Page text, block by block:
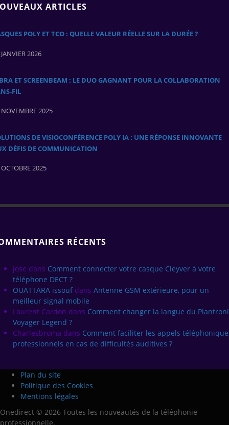
ARTICLES
POLY ET TCO : QUELLE VALEUR RÉELLE SUR LA DURÉE ?
2026
ET SCREENBEAM : LE DUO GAGNANT POUR LA COLLABORATION
2025
DE VISIOCONFÉRENCE POLY IA : UNE RÉPONSE INNOVANTE
DÉFIS DE COMMUNICATION
2025
RÉCENTS
jose dans Comment connecter votre casque Cleyver à votre
téléphone DECT ?
OUATTARA issouf dans Antenne GSM extérieure, pour un
meilleur signal mobile
Laurent Cardon dans Comment changer la langue du
Voyager Legend ?
Charlesbroma dans Comment faciliter les appels
professionnels en cas de difficultés auditives ?
Plan du site
Politique des Cookies
Mentions légales
Onedirect © 2026 Toutes les nouveautés de la téléphonie
professionnelle.